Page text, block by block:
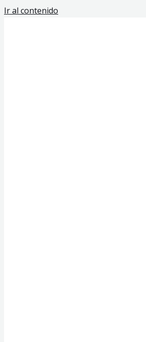
Ir al contenido